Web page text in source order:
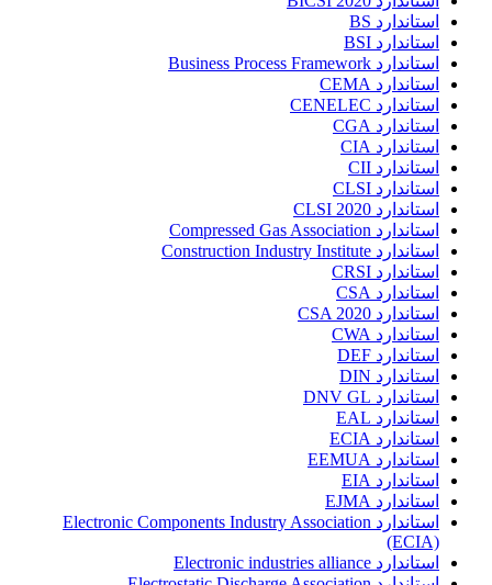
استاندارد BS
استاندارد BSI
استاندارد Business Process Framework
استاندارد CEMA
استاندارد CENELEC
استاندارد CGA
استاندارد CIA
استاندارد CII
استاندارد CLSI
استاندارد CLSI 2020
استاندارد Compressed Gas Association
استاندارد Construction Industry Institute
استاندارد CRSI
استاندارد CSA
استاندارد CSA 2020
استاندارد CWA
استاندارد DEF
استاندارد DIN
استاندارد DNV GL
استاندارد EAL
استاندارد ECIA
استاندارد EEMUA
استاندارد EIA
استاندارد EJMA
استاندارد Electronic Components Industry Association
(ECIA)
استاندارد Electronic industries alliance